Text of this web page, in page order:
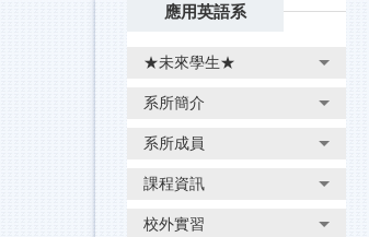
應用英語系
★未來學生★
系所簡介
系所成員
課程資訊
校外實習